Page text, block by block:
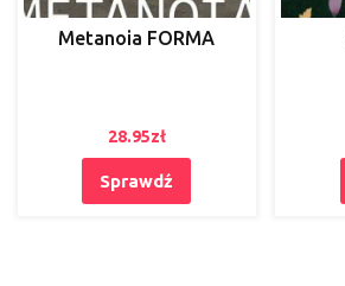
Metanoia FORMA
28.95zł
Sprawdź